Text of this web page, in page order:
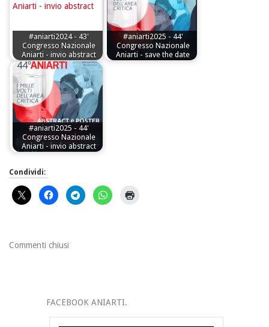
#aniarti2024 - 43'
Congresso Nazionale
Aniarti - invio abstract
#aniarti2025 - 44'
Congresso Nazionale
Aniarti - save the date
#aniarti2025 - 44'
Congresso Nazionale
Aniarti - invio abstract
Condividi:
Commenti chiusi
FACEBOOK ANIARTI.